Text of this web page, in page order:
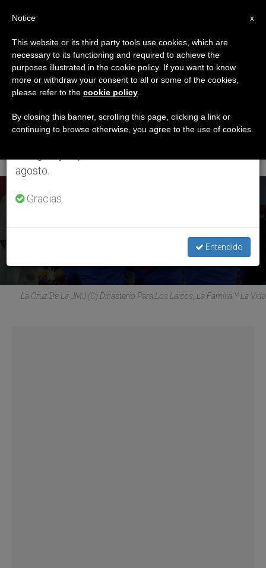
ETIQUETA
Posts Tagged
‘domingo 22 De
Noviembre De 2020’
ÚLTIMAS NOTICIAS
Cristo Rey: Paso de los símbolos de la JMJ de panameños a
portugueses
La Cruz De La JMJ (C) Dicasterio Para Los Laicos, La Familia Y La Vida
×
Aviso importante
Del 27 de julio al 7 de agosto haremos la pausa
anual, aprovechando que en el periodo de verano
se generan menos informaciones y también el
agosto.
Gracias.
Entendido
x
Notice
This website or its third party tools use cookies, which are
necessary to its functioning and required to achieve the
purposes illustrated in the cookie policy. If you want to know
more or withdraw your consent to all or some of the cookies,
please refer to the cookie policy
By closing this banner, scrolling this page, clicking a link or
continuing to browse otherwise, you agree to the use of cookies.